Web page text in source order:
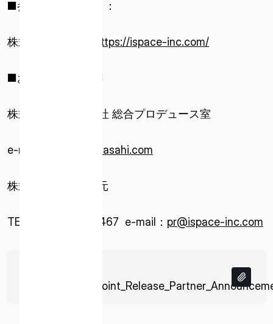
■参考サイトＵＲＬ：
株式会社ispace https://ispace-inc.com/
■お問い合わせ先■
株式会社 朝日新聞社 総合プロデュース室
e-mail： hakuto-r@asahi.com
株式会社ispace 秋元
TEL：070-3822-0467 e-mail： pr@ispace-inc.com